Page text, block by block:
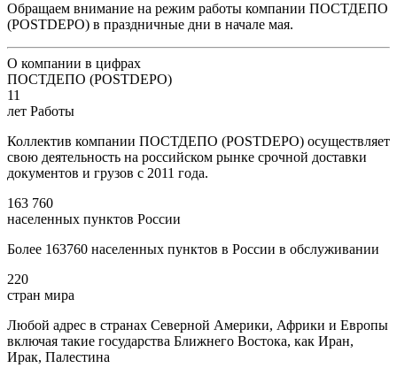
Обращаем внимание на режим работы компании ПОСТДЕПО
(POSTDEPO) в праздничные дни в начале мая.
О компании в цифрах
ПОСТДЕПО (POSTDEPO)
11
лет Работы
Коллектив компании ПОСТДЕПО (POSTDEPO) осуществляет
свою деятельность на российском рынке срочной доставки
документов и грузов с 2011 года.
163 760
населенных пунктов России
Более 163760 населенных пунктов в России в обслуживании
220
стран мира
Любой адрес в странах Северной Америки, Африки и Европы
включая такие государства Ближнего Востока, как Иран,
Ирак, Палестина